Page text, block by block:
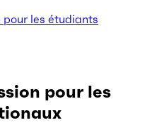
pour les étudiants
pour les